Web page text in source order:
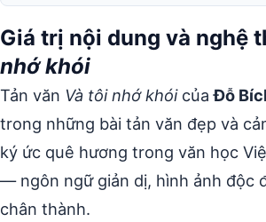
Giá trị nội dung và nghệ
nhớ khói
Tản văn Và tôi nhớ khóicủaĐỗ
trong những bài tản văn đẹp và
ký ức quê hương trong văn học
— ngôn ngữ giản dị, hình ảnh độc
chân thành.